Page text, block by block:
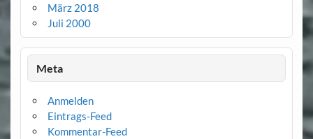
März 2018
Juli 2000
Meta
Anmelden
Eintrags-Feed
Kommentar-Feed